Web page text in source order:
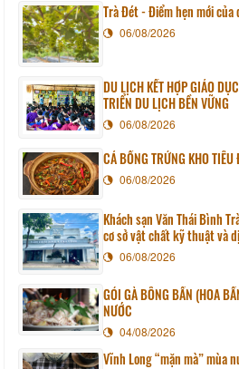
Trà Đét - Điểm hẹn mới
06/08/2026
DU LỊCH KẾT HỢP GIÁO
TRIỂN DU LỊCH BỀN VỮNG
06/08/2026
CÁ BỐNG TRỨNG KHO
06/08/2026
Khách sạn Văn Thái Bình
cơ sở vật chất kỹ thuật và
06/08/2026
GỎI GÀ BÔNG BẦN (HOA
NƯỚC
04/08/2026
Vĩnh Long “mặn mà” mùa